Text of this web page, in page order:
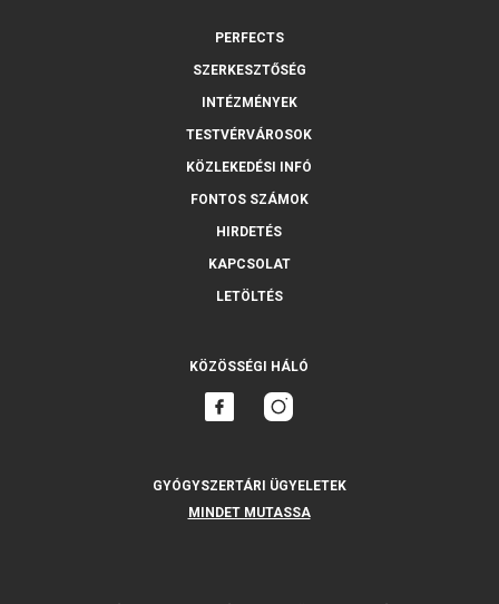
PERFECTS
SZERKESZTŐSÉG
INTÉZMÉNYEK
TESTVÉRVÁROSOK
KÖZLEKEDÉSI INFÓ
FONTOS SZÁMOK
HIRDETÉS
KAPCSOLAT
LETÖLTÉS
KÖZÖSSÉGI HÁLÓ
GYÓGYSZERTÁRI ÜGYELETEK
MINDET MUTASSA